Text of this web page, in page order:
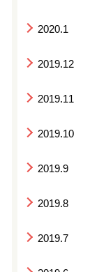
2020.1
2019.12
2019.11
2019.10
2019.9
2019.8
2019.7